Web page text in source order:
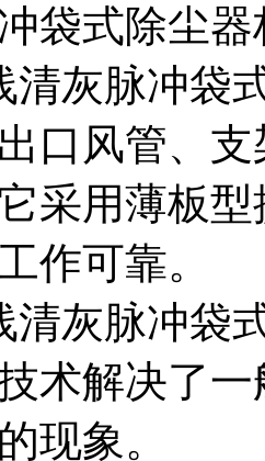
袋式除尘
脉冲袋式
口风管、
采用薄板
作可靠。
脉冲袋式
术解决了
现象。